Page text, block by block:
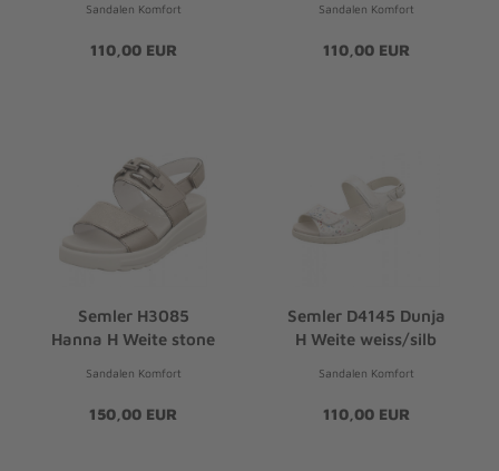
Sandalen Komfort
110,00 EUR
Sandalen Komfort
110,00 EUR
Semler H3085
Hanna H Weite stone
Sandalen Komfort
150,00 EUR
Semler D4145 Dunja
H Weite weiss/silb
Sandalen Komfort
110,00 EUR